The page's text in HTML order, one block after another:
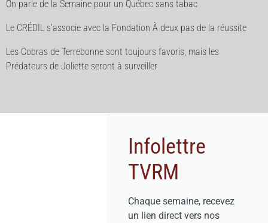
On parle de la Semaine pour un Québec sans tabac
Le CRÉDIL s’associe avec la Fondation À deux pas de la réussite
Les Cobras de Terrebonne sont toujours favoris, mais les
Prédateurs de Joliette seront à surveiller
Infolettre
TVRM
Chaque semaine, recevez
un lien direct vers nos